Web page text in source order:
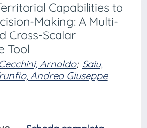
Capabilities to
Making: A Multi-
Cross-Scalar
Tool
Cecchini, Arnaldo; Saiu,
Andrea Giuseppe